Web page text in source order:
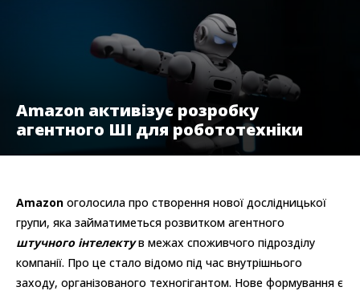
Amazon активізує розробку
агентного ШІ для робототехніки
Amazon оголосила про створення нової дослідницької
групи, яка займатиметься розвитком агентного
штучного інтелектув межах споживчого підрозділу
компанії. Про це стало відомо під час внутрішнього
заходу, організованого техногігантом. Нове формування є